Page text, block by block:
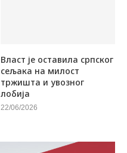
Власт је оставила српског
сељака на милост
тржишта и увозног
лобија
22/06/2026